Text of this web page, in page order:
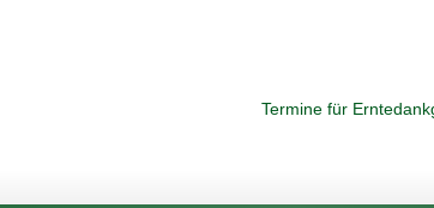
Termine für